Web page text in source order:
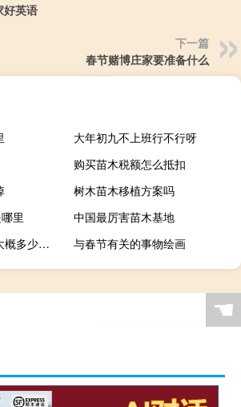
好英语
下一篇
春节赌博庄家要准备什么
大年初九不上班行不行呀
购买苗木税额怎么抵扣
树木苗木移植方案吗
里
中国最厉害苗木基地
计算机研究生学费大概多少一年
与春节有关的事物绘画
☚